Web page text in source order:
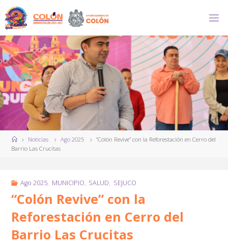
contenido
Página
de
Noticias Ago 2025
“Colón Revive” con la Reforestación en Cerro del
Barrio Las Crucitas
Ago 2025, MUNICIPIO, SALUD, SEJUCO
“Colón Revive” con la
Reforestación en Cerro del
Barrio Las Crucitas